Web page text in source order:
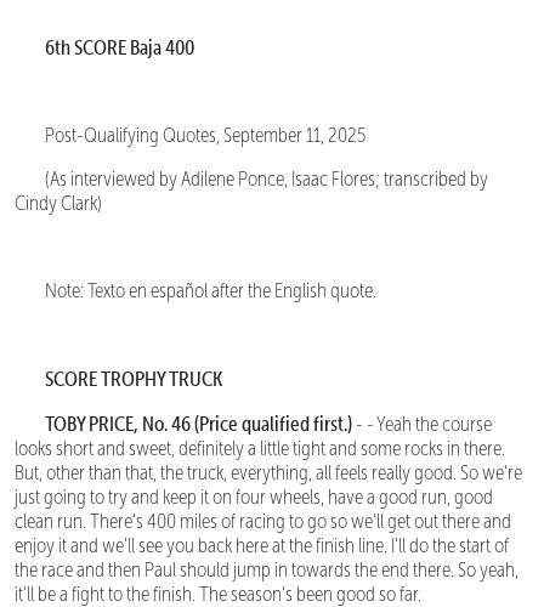
6th SCORE Baja 400
Post-Qualifying Quotes, September 11, 2025
(As interviewed by Adilene Ponce, Isaac Flores; transcribed by
Cindy Clark)
Note: Texto en español after the English quote.
SCORE TROPHY TRUCK
TOBY PRICE, No. 46 (Price qualified first.) - - Yeah the course
looks short and sweet, definitely a little tight and some rocks in there.
But, other than that, the truck, everything, all feels really good. So we're
just going to try and keep it on four wheels, have a good run, good
clean run. There's 400 miles of racing to go so we'll get out there and
enjoy it and we'll see you back here at the finish line. I'll do the start of
the race and then Paul should jump in towards the end there. So yeah,
it'll be a fight to the finish. The season's been good so far.